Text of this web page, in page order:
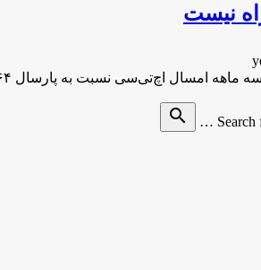
نیست
نسبت به پارسال ۶۴ درصد کاهش یافت.۱۸:۰۹ – ۱۳۹۵ پنج …
Search
search